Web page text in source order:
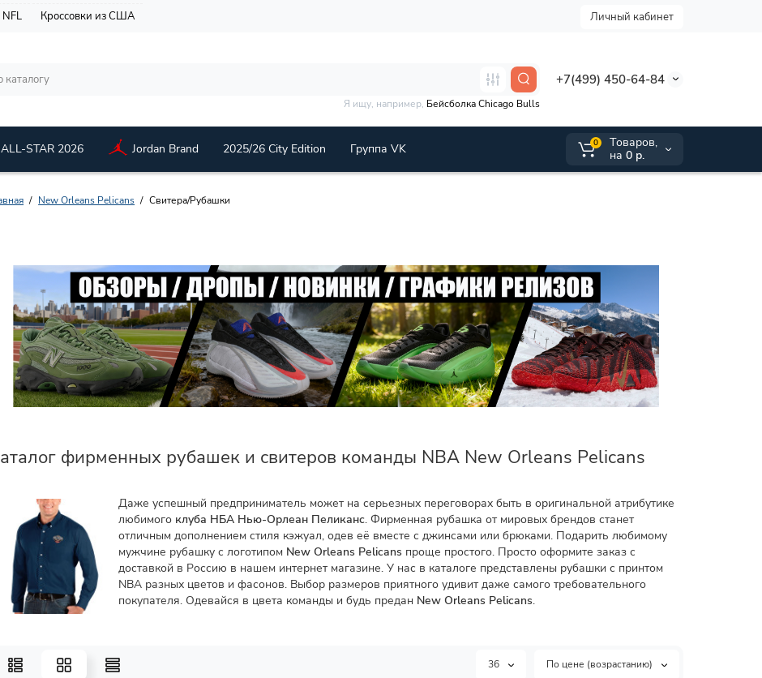
Кроссовки из США Личный кабинет
+7(499) 450-64-84
Я ищу, например, Бейсболка Chicago Bulls
ALL-STAR 2026 Jordan Brand 2025/26 City Edition Группа VK 0
Tоваров,
на 0 р.
New Orleans Pelicans Свитера/Рубашки
фирменных рубашек и свитеров команды NBA New Orleans Pelicans
Даже успешный предприниматель может на серьезных переговорах быть в оригинальной атрибутике
любимого клуба НБА Нью-Орлеан Пеликанс. Фирменная рубашка от мировых брендов станет
отличным дополнением стиля кэжуал, одев её вместе с джинсами или брюками. Подарить любимому
мужчине рубашку с логотипом New Orleans Pelicans проще простого. Просто оформите заказ с
доставкой в Россию в нашем интернет магазине. У нас в каталоге представлены рубашки с принтом
NBA разных цветов и фасонов. Выбор размеров приятного удивит даже самого требовательного
покупателя. Одевайся в цвета команды и будь предан New Orleans Pelicans.
36 По цене (возрастанию)